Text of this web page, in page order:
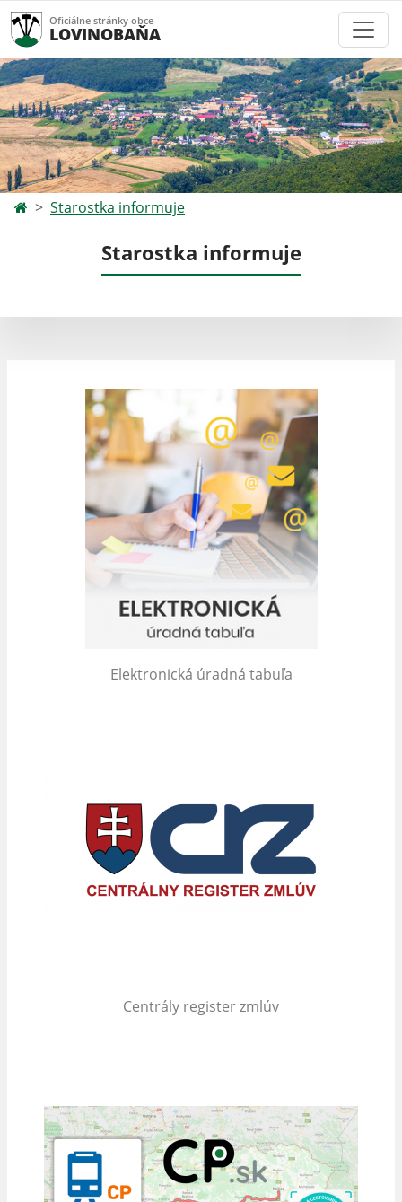
Oficiálne stránky obce
LOVINOBAŇA
Starostka informuje
Starostka informuje
Elektronická úradná tabuľa
Centrály register zmlúv